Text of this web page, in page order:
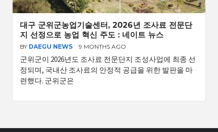
대구 군위군농업기술센터, 2026년 조사료 전문단
지 선정으로 농업 혁신 주도 : 네이트 뉴스
BY DAEGU NEWS 9 MONTHS AGO
군위군이 2026년도 조사료 전문단지 조성사업에 최종 선
정되며, 국내산 조사료의 안정적 공급을 위한 발판을 마
련했다. 군위군은